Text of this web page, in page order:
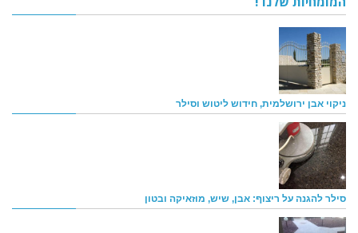
ניקוי אבן ירושלמית, חידוש ליטוש וסילר
סילר להגנה על ריצוף: אבן, שיש, מוזאיקה ובטון